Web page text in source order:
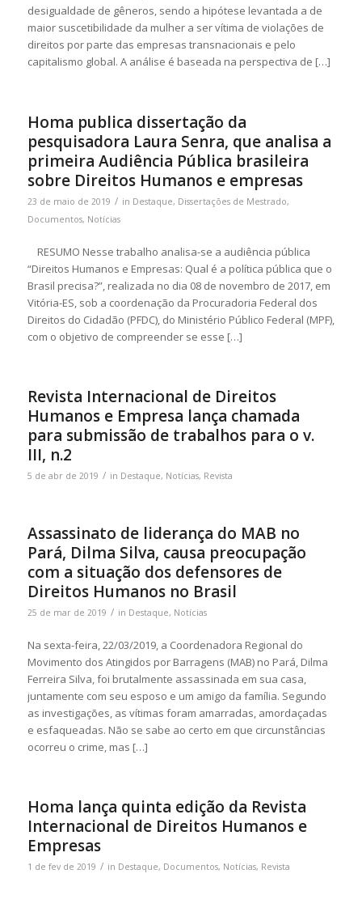
desigualdade de gêneros, sendo a hipótese levantada a de
maior suscetibilidade da mulher a ser vítima de violações de
direitos por parte das empresas transnacionais e pelo
capitalismo global. A análise é baseada na perspectiva de […]
Homa publica dissertação da
pesquisadora Laura Senra, que analisa a
primeira Audiência Pública brasileira
sobre Direitos Humanos e empresas
23 de maio de 2019 / in Destaque, Dissertações de Mestrado,
Documentos, Notícias
RESUMO Nesse trabalho analisa-se a audiência pública
“Direitos Humanos e Empresas: Qual é a política pública que o
Brasil precisa?”, realizada no dia 08 de novembro de 2017, em
Vitória-ES, sob a coordenação da Procuradoria Federal dos
Direitos do Cidadão (PFDC), do Ministério Público Federal (MPF),
com o objetivo de compreender se esse […]
Revista Internacional de Direitos
Humanos e Empresa lança chamada
para submissão de trabalhos para o v.
III, n.2
5 de abr de 2019 / in Destaque, Notícias, Revista
Assassinato de liderança do MAB no
Pará, Dilma Silva, causa preocupação
com a situação dos defensores de
Direitos Humanos no Brasil
25 de mar de 2019 / in Destaque, Notícias
Na sexta-feira, 22/03/2019, a Coordenadora Regional do
Movimento dos Atingidos por Barragens (MAB) no Pará, Dilma
Ferreira Silva, foi brutalmente assassinada em sua casa,
juntamente com seu esposo e um amigo da família. Segundo
as investigações, as vítimas foram amarradas, amordaçadas
e esfaqueadas. Não se sabe ao certo em que circunstâncias
ocorreu o crime, mas […]
Homa lança quinta edição da Revista
Internacional de Direitos Humanos e
Empresas
1 de fev de 2019 / in Destaque, Documentos, Notícias, Revista